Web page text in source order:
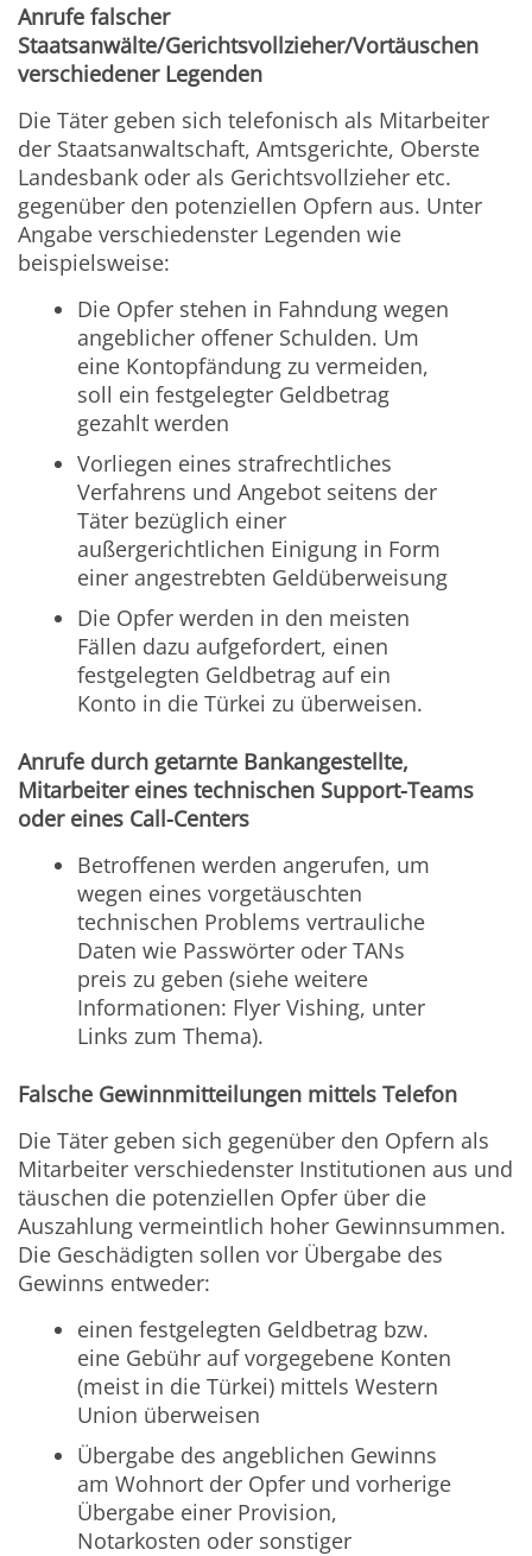
Anrufe falscher
Staatsanwälte/Gerichtsvollzieher/Vortäuschen
verschiedener Legenden
Die Täter geben sich telefonisch als Mitarbeiter
der Staatsanwaltschaft, Amtsgerichte, Oberste
Landesbank oder als Gerichtsvollzieher etc.
gegenüber den potenziellen Opfern aus. Unter
Angabe verschiedenster Legenden wie
beispielsweise:
Die Opfer stehen in Fahndung wegen
angeblicher offener Schulden. Um
eine Kontopfändung zu vermeiden,
soll ein festgelegter Geldbetrag
gezahlt werden
Vorliegen eines strafrechtliches
Verfahrens und Angebot seitens der
Täter bezüglich einer
außergerichtlichen Einigung in Form
einer angestrebten Geldüberweisung
Die Opfer werden in den meisten
Fällen dazu aufgefordert, einen
festgelegten Geldbetrag auf ein
Konto in die Türkei zu überweisen.
Anrufe durch getarnte Bankangestellte,
Mitarbeiter eines technischen Support-Teams
oder eines Call-Centers
Betroffenen werden angerufen, um
wegen eines vorgetäuschten
technischen Problems vertrauliche
Daten wie Passwörter oder TANs
preis zu geben (siehe weitere
Informationen: Flyer Vishing, unter
Links zum Thema).
Falsche Gewinnmitteilungen mittels Telefon
Die Täter geben sich gegenüber den Opfern als
Mitarbeiter verschiedenster Institutionen aus und
täuschen die potenziellen Opfer über die
Auszahlung vermeintlich hoher Gewinnsummen.
Die Geschädigten sollen vor Übergabe des
Gewinns entweder:
einen festgelegten Geldbetrag bzw.
eine Gebühr auf vorgegebene Konten
(meist in die Türkei) mittels Western
Union überweisen
Übergabe des angeblichen Gewinns
am Wohnort der Opfer und vorherige
Übergabe einer Provision,
Notarkosten oder sonstiger